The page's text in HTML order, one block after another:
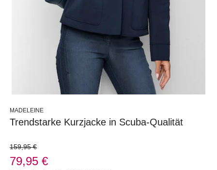
MADELEINE
Trendstarke Kurzjacke in Scuba-Qualität
159,95 €
79,95 €